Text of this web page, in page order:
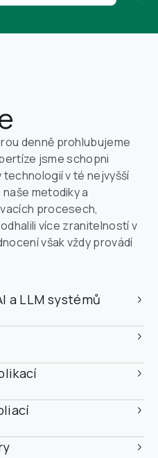
denně prohlubujeme
jsme schopni
v té nejvyšší
metodiky a
procesech,
více zranitelností v
však vždy provádí
a LLM systémů